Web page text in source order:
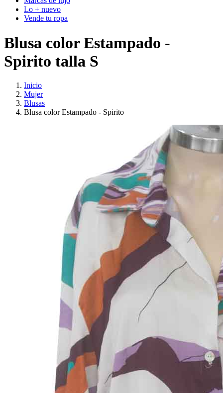
Lo + nuevo
Vende tu ropa
Blusa color Estampado -
Spirito talla S
Inicio
Mujer
Blusas
Blusa color Estampado - Spirito